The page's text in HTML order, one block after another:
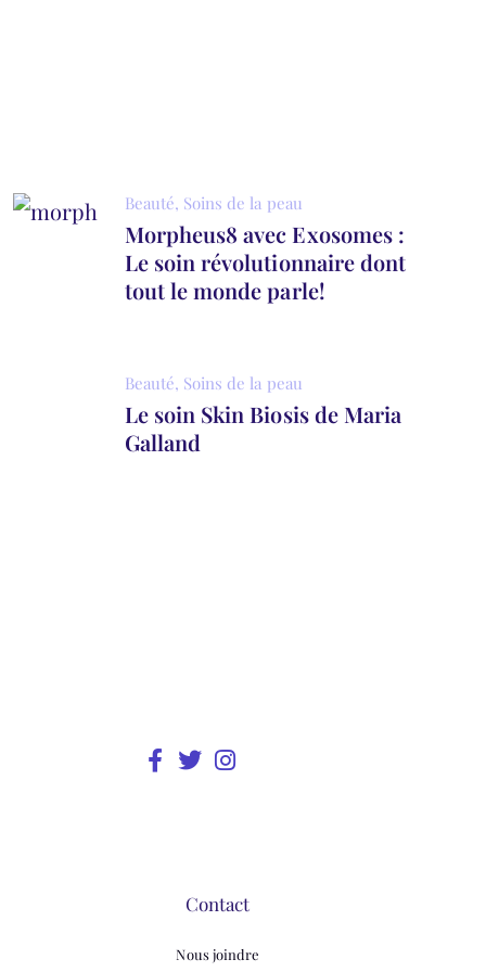
Beauté, Soins de la peau
Morpheus8 avec Exosomes :
Le soin révolutionnaire dont
tout le monde parle!
Beauté, Soins de la peau
Le soin Skin Biosis de Maria
Galland
Contact
Nous joindre